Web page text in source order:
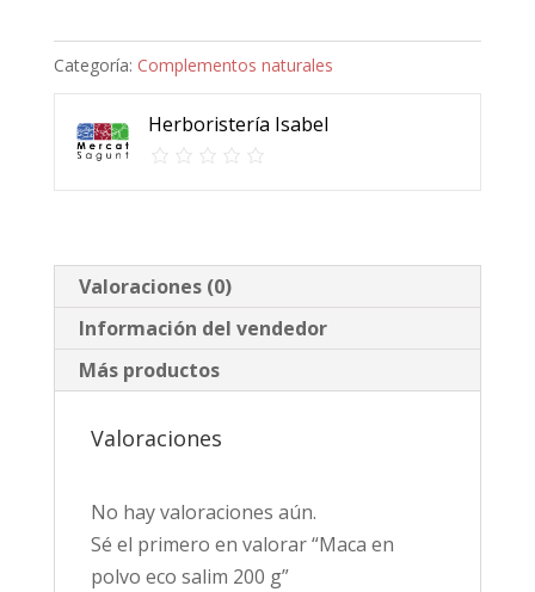
eco
salim
cantidad
Categoría: Complementos naturales
Herboristería Isabel
Valoraciones (0)
Información del vendedor
Más productos
Valoraciones
No hay valoraciones aún.
Sé el primero en valorar “Maca en
polvo eco salim 200 g”